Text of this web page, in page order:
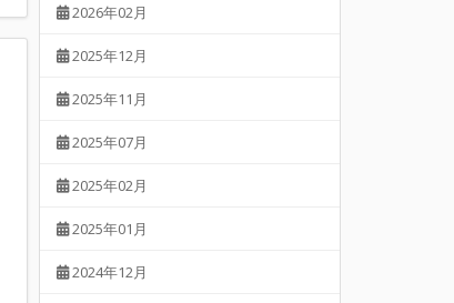
2026年02月
2025年12月
2025年11月
2025年07月
2025年02月
2025年01月
2024年12月